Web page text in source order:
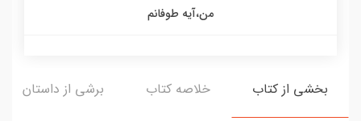
من،آیه طوفانم
بخشی از کتاب خلاصه کتاب برشی از داستان